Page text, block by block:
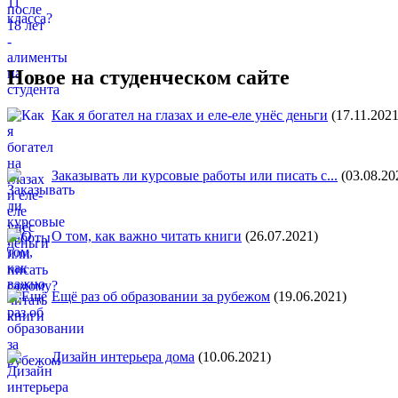
Новое на студенческом сайте
Как я богател на глазах и еле-еле унёс деньги
Заказывать ли курсовые работы или писать с...
О том, как важно читать книги (26.07.2021)
Ещё раз об образовании за рубежом (19.06.2021)
Дизайн интерьера дома (10.06.2021)